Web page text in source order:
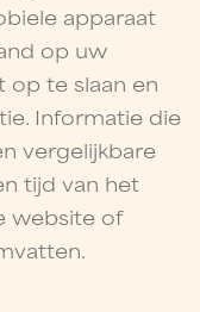
apparaat
op uw
te slaan en
Informatie die
vergelijkbare
tijd van het
website of